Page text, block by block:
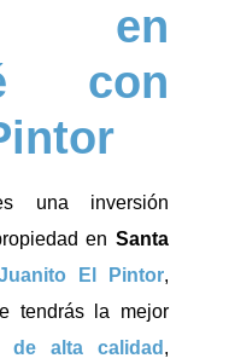
en
con
una inversión
en Santa
El Pintor,
tendrás la mejor
de alta calidad ,